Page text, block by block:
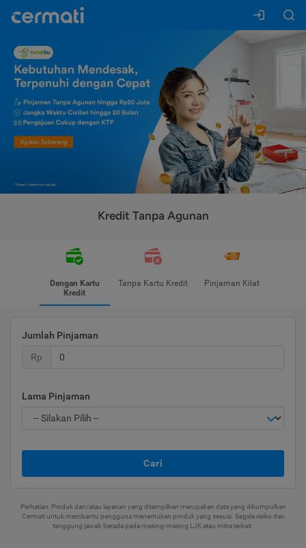
Kredit Tanpa Agunan
Dengan Kartu
Kredit
Tanpa Kartu Kredit Pinjaman Kilat
Jumlah Pinjaman
Rp
Lama Pinjaman
Cari
Perhatian: Produk dan/atau layanan yang ditampilkan merupakan data yang dikumpulkan
Cermati untuk membantu pengguna menemukan produk yang sesuai. Segala risiko dan
tanggung jawab berada pada masing-masing LJK atau mitra terkait.